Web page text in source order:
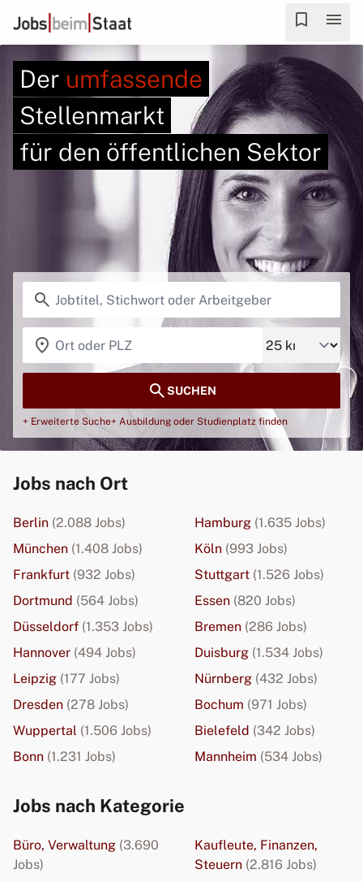
bookmark menu
Der umfassende
Stellenmarkt
für den öffentlichen Sektor
search
location_on
searchSUCHEN
+ Erweiterte Suche+ Ausbildung oder Studienplatz finden
Jobs nach Ort
Berlin (2.088 Jobs) Hamburg (1.635 Jobs)
München (1.408 Jobs) Köln (993 Jobs)
Frankfurt (932 Jobs) Stuttgart (1.526 Jobs)
Dortmund (564 Jobs) Essen (820 Jobs)
Düsseldorf (1.353 Jobs) Bremen (286 Jobs)
Hannover (494 Jobs) Duisburg (1.534 Jobs)
Leipzig (177 Jobs) Nürnberg (432 Jobs)
Dresden (278 Jobs) Bochum (971 Jobs)
Wuppertal (1.506 Jobs) Bielefeld (342 Jobs)
Bonn (1.231 Jobs) Mannheim (534 Jobs)
Jobs nach Kategorie
Büro, Verwaltung (3.690
Jobs)
Kaufleute, Finanzen,
Steuern (2.816 Jobs)